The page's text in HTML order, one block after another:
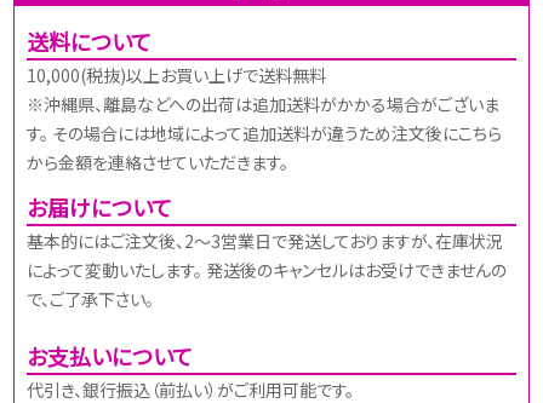
送料について
10,000(税抜)以上お買い上げで送料無料
※沖縄県、離島などへの出荷は追加送料がかかる場合がございま
す。 その場合には地域によって追加送料が違うため注文後にこちら
から金額を連絡させていただきます。
お届けについて
基本的にはご注文後、2～3営業日で発送しておりますが、在庫状況
によって変動いたします。 発送後のキャンセルはお受けできませんの
で、ご了承下さい。
お支払いについて
代引き、銀行振込（前払い）がご利用可能です。